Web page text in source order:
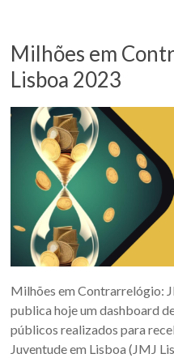
Milhões em
Lisboa 2023
Milhões em Contrarrelógio:
publica hoje um dashboard
públicos realizados para
Juventude em Lisboa (JMJ